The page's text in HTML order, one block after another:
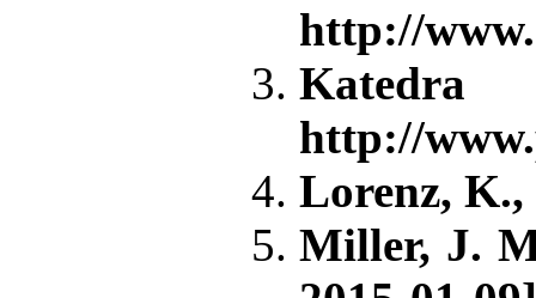
http://
http://
Lorenz, K.,
Miller, J.